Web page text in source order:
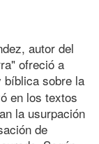
autor del
ofreció a
bíblica sobre la
en los textos
la usurpación
de